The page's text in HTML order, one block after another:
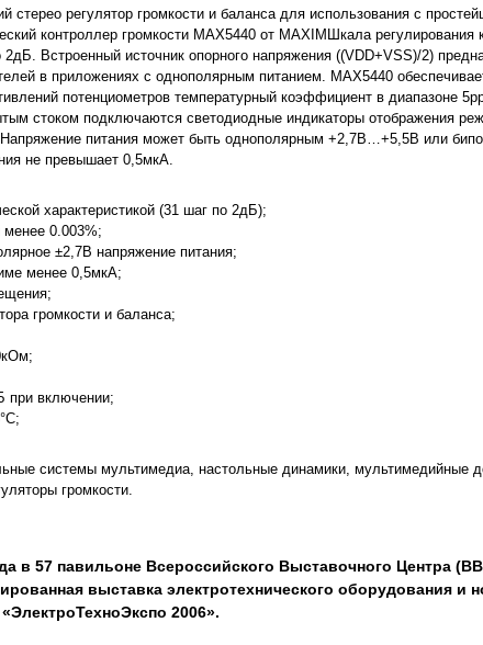
стерео регулятор громкости и баланса для использования с
контроллер громкости MAX5440 от MAXIMШкала регулирования
Встроенный источник опорного напряжения ((VDD+VSS)/2)
в приложениях с однополярным питанием. MAX5440
потенциометров температурный коэффициент в диапазоне
стоком подключаются светодиодные индикаторы отображения
питания может быть однополярным +2,7В…+5,5В или
не превышает 0,5мкА.
характеристикой (31 шаг по 2дБ);
0.003%;
±2,7В напряжение питания;
менее 0,5мкА;
громкости и баланса;
при включении;
системы мультимедиа, настольные динамики, мультимедийные
громкости.
в 57 павильоне Всероссийского Выставочного Центра
выставка электротехнического оборудования и
2006».